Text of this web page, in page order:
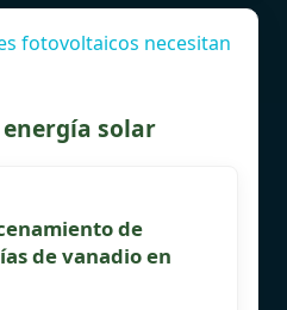
fotovoltaicos necesitan
solar
de
de vanadio en